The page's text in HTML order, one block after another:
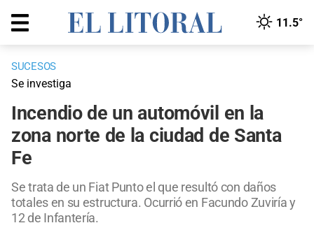
11.5°
SUCESOS
Se investiga
Incendio de un automóvil en la
zona norte de la ciudad de Santa
Fe
Se trata de un Fiat Punto el que resultó con daños
totales en su estructura. Ocurrió en Facundo Zuviría y
12 de Infantería.